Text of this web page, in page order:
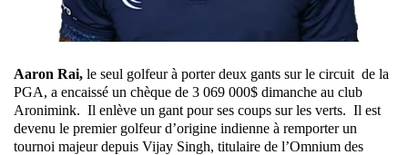
Aaron Rai, le seul golfeur à porter deux gants sur le circuit de la
PGA, a encaissé un chèque de 3 069 000$ dimanche au club
Aronimink. Il enlève un gant pour ses coups sur les verts. Il est
devenu le premier golfeur d’origine indienne à remporter un
tournoi majeur depuis Vijay Singh, titulaire de l’Omnium des